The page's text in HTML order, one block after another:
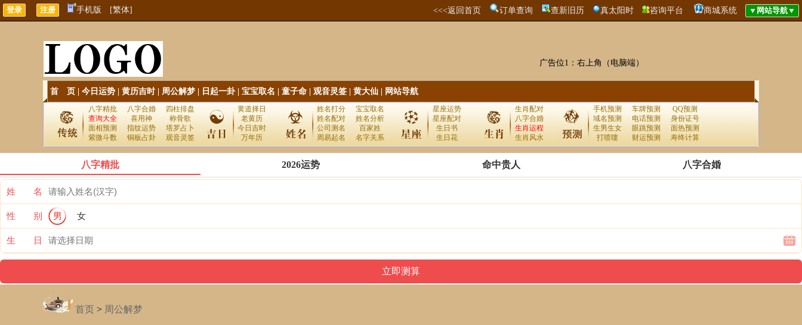
手机版 [繁体] <<<返回首页 订单查询 查新旧历 真太阳时 咨询平台 商城系统
广告位1：右上角（电脑端）
首 页 今日运势 黄历吉时| 周公解梦 日起一卦| 宝宝取名 童子命 观音灵签 黄大仙 网站导航
八字精批 八字合婚
四柱排盘
查询大全
喜用神
称骨歌
面相预测
指纹运势
塔罗占卜
紫微斗数
铜板占卦 观音灵签
黄道择日
老黄历
今日吉时
万年历
姓名打分
宝宝取名
姓名配对
姓名分析
公司测名
百家姓
周易起名
名字关系
星座运势
星座配对
生日书
生日花
生肖配对
八字合婚
生肖运程
生肖风水
手机预测 车牌预测
QQ预测
域名预测
电话预测
身份证号
生男生女
眼跳预测
面热预测
打喷嚏
财运预测 寿终计算
八字精批 2026运势 命中贵人 八字合婚
姓 名
性 别 男 女
生 日
首页 > 周公解梦